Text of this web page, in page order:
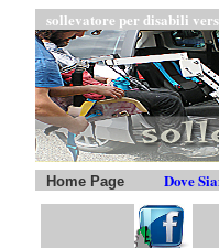
sollevatore per disabili
Home Page Dove